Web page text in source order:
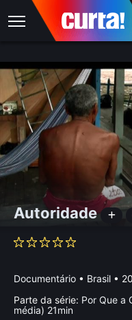
Autoridade
Documentário • Brasil •
Parte da série: Por Que a
média) 21min